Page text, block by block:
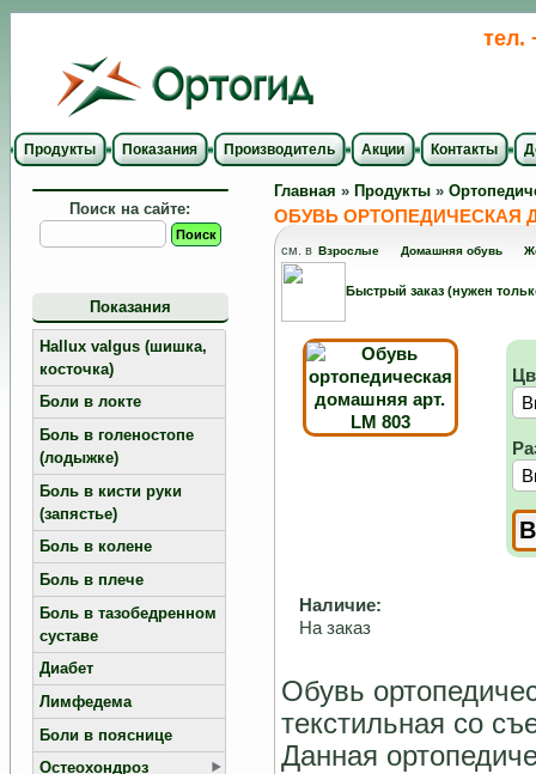
тел.
Продукты Показания Производитель Акции Контакты
Поиск на сайте:
Показания
Hallux valgus (шишка,
косточка)
Боли в локте
Боль в голеностопе
(лодыжке)
Боль в кисти руки
(запястье)
Боль в колене
Боль в плече
Боль в тазобедренном
суставе
Диабет
Лимфедема
Боли в пояснице
Остеохондроз
Главная » Продукты »
ОБУВЬ ОРТОПЕДИЧЕСКАЯ
см. в Взрослые Домашняя обувь
Быстрый заказ (нужен
Наличие:
На заказ
Обувь
текстильная со
Данная